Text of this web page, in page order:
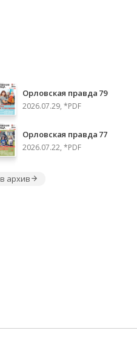
Орловская правда 79
2026.07.29, *PDF
Орловская правда 77
2026.07.22, *PDF
в архив